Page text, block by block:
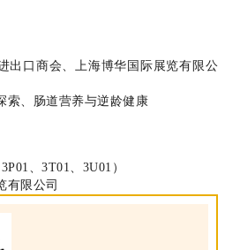
出口商会、上海博华国际展览有限公
索、肠道营养与逆龄健康
、3T01、3U01）
有限公司